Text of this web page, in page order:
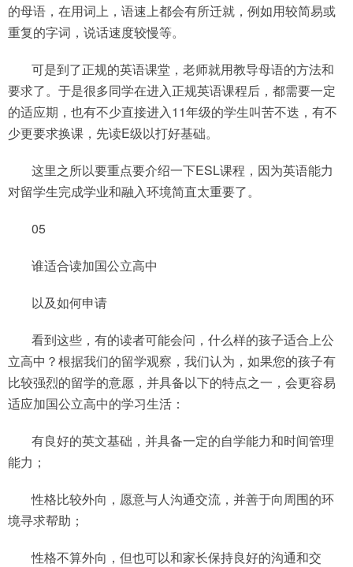
的母语，在用词上，语速上都会有所迁就，例如用较简易或
重复的字词，说话速度较慢等。
可是到了正规的英语课堂，老师就用教导母语的方法和
要求了。于是很多同学在进入正规英语课程后，都需要一定
的适应期，也有不少直接进入11年级的学生叫苦不迭，有不
少更要求换课，先读E级以打好基础。
这里之所以要重点要介绍一下ESL课程，因为英语能力
对留学生完成学业和融入环境简直太重要了。
05
谁适合读加国公立高中
以及如何申请
看到这些，有的读者可能会问，什么样的孩子适合上公
立高中？根据我们的留学观察，我们认为，如果您的孩子有
比较强烈的留学的意愿，并具备以下的特点之一，会更容易
适应加国公立高中的学习生活：
有良好的英文基础，并具备一定的自学能力和时间管理
能力；
性格比较外向，愿意与人沟通交流，并善于向周围的环
境寻求帮助；
性格不算外向，但也可以和家长保持良好的沟通和交